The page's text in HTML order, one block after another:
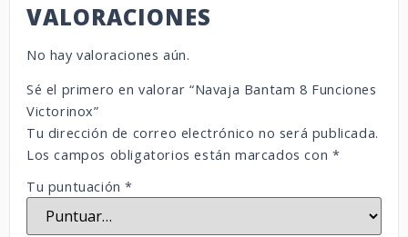
VALORACIONES
No hay valoraciones aún.
Sé el primero en valorar “Navaja Bantam 8 Funciones
Victorinox”
Tu dirección de correo electrónico no será publicada.
Los campos obligatorios están marcados con *
Tu puntuación*